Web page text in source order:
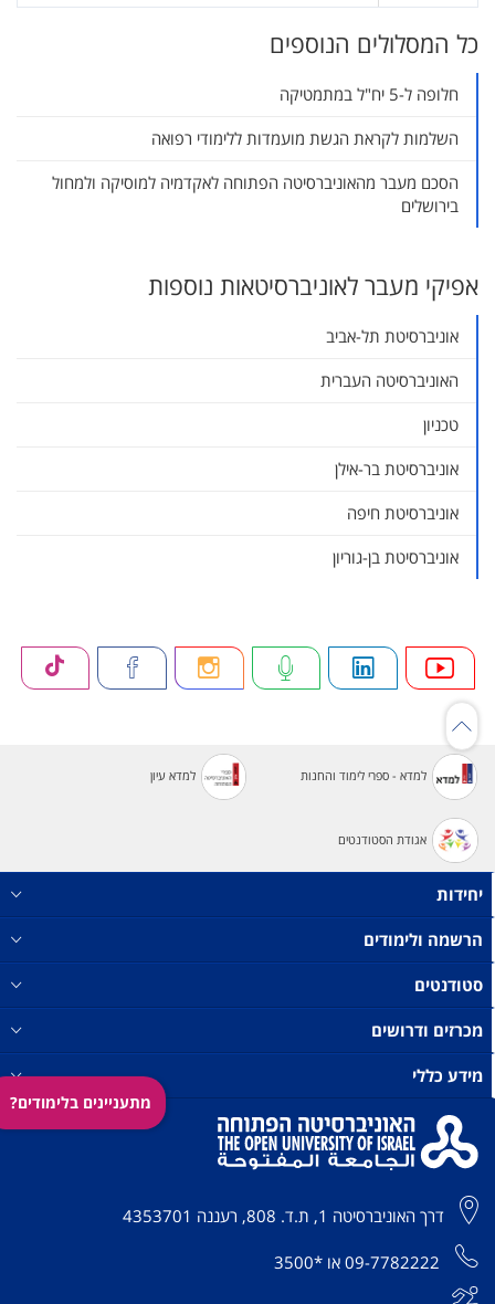
מתעניינים בלימודים?
כל המסלולים הנוספים
חלופה ל-5 יח"ל במתמטיקה
השלמות לקראת הגשת מועמדות ללימודי רפואה
הסכם מעבר מהאוניברסיטה הפתוחה לאקדמיה למוסיקה ולמחול
בירושלים
אפיקי מעבר לאוניברסיטאות נוספות
אוניברסיטת תל-אביב
האוניברסיטה העברית
טכניון
אוניברסיטת בר-אילן
אוניברסיטת חיפה
אוניברסיטת בן-גוריון
למדא - ספרי לימוד והחנות למדא עיון
אגודת הסטודנטים
יחידות
הרשמה ולימודים
סטודנטים
מכרזים ודרושים
מידע כללי
דרך האוניברסיטה 1, ת.ד. 808, רעננה 4353701
09-7782222 או *3500